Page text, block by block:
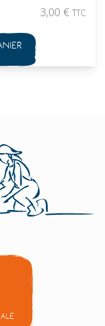
en bordure,
3,00 € TTC